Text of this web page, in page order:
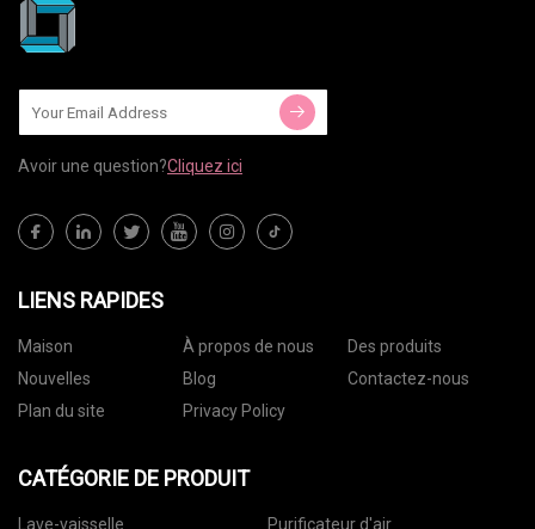
Avoir une question?Cliquez ici
LIENS RAPIDES
Maison À propos de nous
Des produits
Nouvelles
Blog
Contactez-nous
Plan du site
Privacy Policy
CATÉGORIE DE PRODUIT
Lave-vaisselle Purificateur d'air